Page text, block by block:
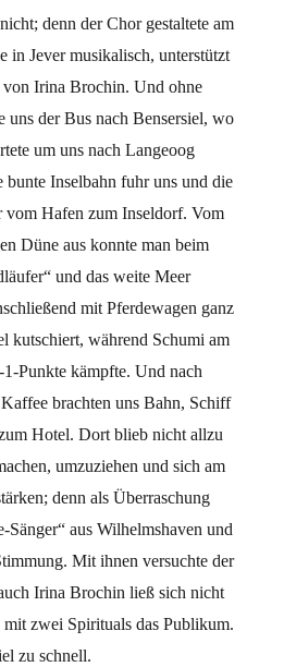
denn der Chor gestaltete am
in Jever musikalisch, unterstützt
Irina Brochin. Und ohne
uns der Bus nach Bensersiel, wo
um uns nach Langeoog
Inselbahn fuhr uns und die
vom Hafen zum Inseldorf. Vom
Düne aus konnte man beim
und das weite Meer
mit Pferdewagen ganz
kutschiert, während Schumi am
Punkte kämpfte. Und nach
brachten uns Bahn, Schiff
Hotel. Dort blieb nicht allzu
umzuziehen und sich am
denn als Überraschung
Sänger“ aus Wilhelmshaven und
Mit ihnen versuchte der
Irina Brochin ließ sich nicht
zwei Spirituals das Publikum.
zu schnell.